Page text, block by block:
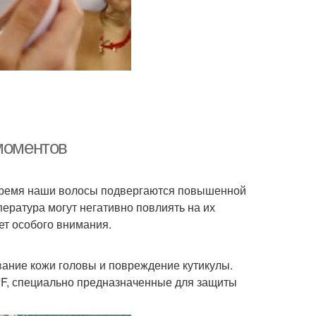
наши волосы подвергаются повышенной
могут негативно повлиять на их
особого внимания.
кожи головы и повреждение кутикулы.
специально предназначенные для защиты